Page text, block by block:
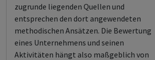
zugrunde liegenden Quellen und
entsprechen den dort angewendeten
methodischen Ansätzen. Die Bewertung
eines Unternehmens und seinen
Aktivitäten hängt also maßgeblich von